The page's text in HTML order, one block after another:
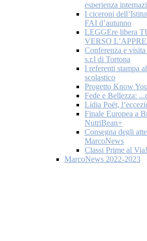
esperienza
I ciceroni
FAI d’autunno
LEGGEre libera
VERSO
Conferenza e
s.r.l di Tortona
I referenti stampa
scolastico
Progetto Know
Fede e Bellezza:
Lidia Poët,
Finale Europea a
NutriBean+
Consegna degli
MarcoNews
Classi Prime al Via!
MarcoNews 2022-2023